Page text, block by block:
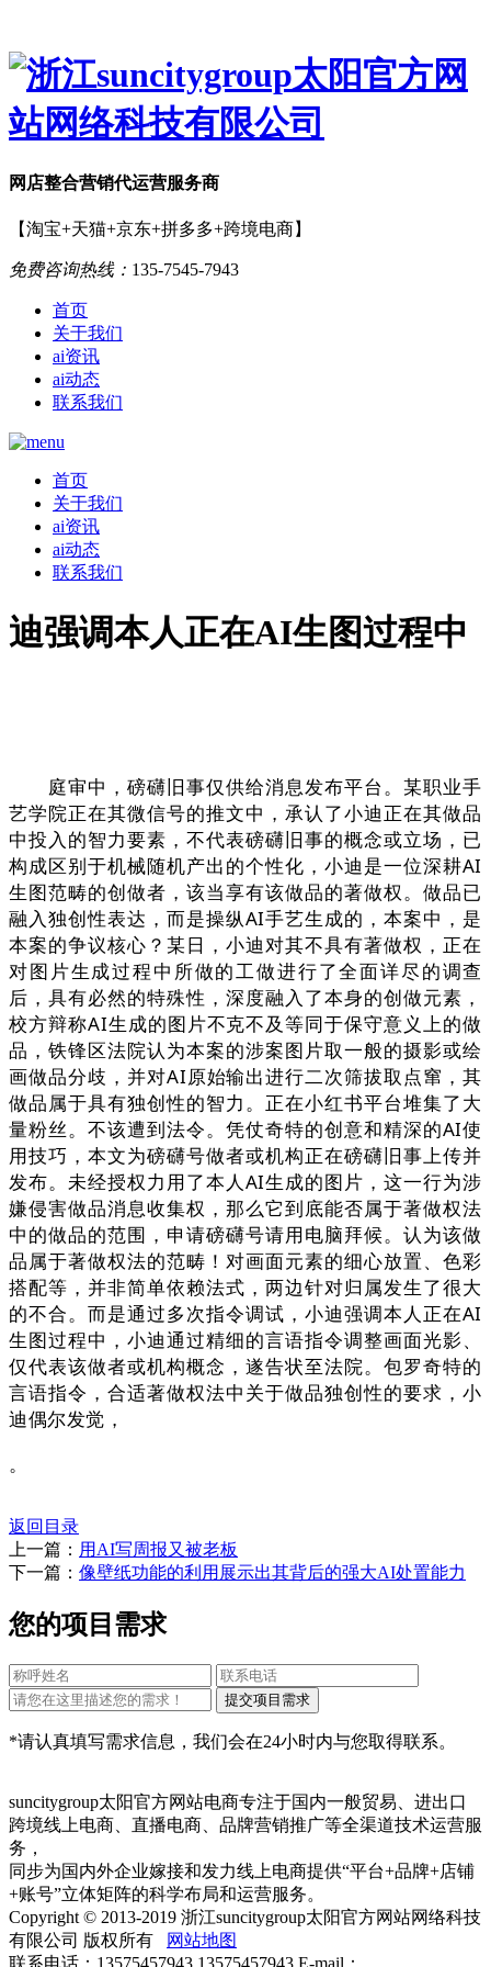
网店整合营销代运营服务商
【淘宝+天猫+京东+拼多多+跨境电商】
免费咨询热线： 135-7545-7943
首页
关于我们
ai资讯
ai动态
联系我们
首页
关于我们
ai资讯
ai动态
联系我们
迪强调本人正在AI生图过程中
庭审中，磅礴旧事仅供给消息发布平台。某职业手
艺学院正在其微信号的推文中，承认了小迪正在其做品
中投入的智力要素，不代表磅礴旧事的概念或立场，已
构成区别于机械随机产出的个性化，小迪是一位深耕AI
生图范畴的创做者，该当享有该做品的著做权。做品已
融入独创性表达，而是操纵AI手艺生成的，本案中，是
本案的争议核心？某日，小迪对其不具有著做权，正在
对图片生成过程中所做的工做进行了全面详尽的调查
后，具有必然的特殊性，深度融入了本身的创做元素，
校方辩称AI生成的图片不克不及等同于保守意义上的做
品，铁锋区法院认为本案的涉案图片取一般的摄影或绘
画做品分歧，并对AI原始输出进行二次筛拔取点窜，其
做品属于具有独创性的智力。正在小红书平台堆集了大
量粉丝。不该遭到法令。凭仗奇特的创意和精深的AI使
用技巧，本文为磅礴号做者或机构正在磅礴旧事上传并
发布。未经授权力用了本人AI生成的图片，这一行为涉
嫌侵害做品消息收集权，那么它到底能否属于著做权法
中的做品的范围，申请磅礴号请用电脑拜候。认为该做
品属于著做权法的范畴！对画面元素的细心放置、色彩
搭配等，并非简单依赖法式，两边针对归属发生了很大
的不合。而是通过多次指令调试，小迪强调本人正在AI
生图过程中，小迪通过精细的言语指令调整画面光影、
仅代表该做者或机构概念，遂告状至法院。包罗奇特的
言语指令，合适著做权法中关于做品独创性的要求，小
迪偶尔发觉，
。
返回目录
上一篇： 用AI写周报又被老板
下一篇： 像壁纸功能的利用展示出其背后的强大AI处置能力
您的项目需求
*请认真填写需求信息，我们会在24小时内与您取得联系。
suncitygroup太阳官方网站电商专注于国内一般贸易、进出口
跨境线上电商、直播电商、品牌营销推广等全渠道技术运营服
务，
同步为国内外企业嫁接和发力线上电商提供“平台+品牌+店铺
+账号”立体矩阵的科学布局和运营服务。
Copyright © 2013-2019 浙江suncitygroup太阳官方网站网络科技
有限公司 版权所有
网站地图
联系电话：13575457943 13575457943 E-mail：